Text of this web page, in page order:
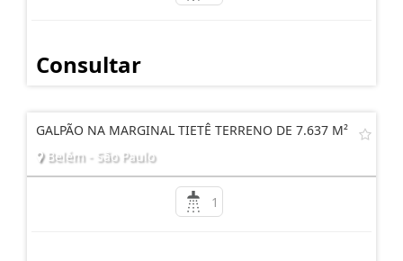
Consultar
GALPÃO NA MARGINAL TIETÊ TERRENO DE 7.637 M²
Belém - São Paulo
1